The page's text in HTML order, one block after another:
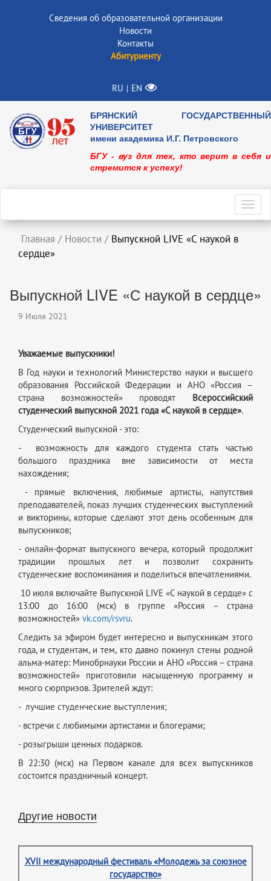
Сведения об образовательной организации
Новости
Контакты
Абитуриенту
RU | EN
БРЯНСКИЙ ГОСУДАРСТВЕННЫЙ
УНИВЕРСИТЕТ
имени академика И.Г. Петровского
БГУ - вуз для тех, кто верит в себя и
стремится к успеху!
Главная / Новости / Выпускной LIVE «С наукой в
сердце»
Выпускной LIVE «С наукой в сердце»
9 Июля 2021
Уважаемые выпускники!
В Год науки и технологий Министерство науки и высшего
образования Российской Федерации и АНО «Россия –
страна возможностей» проводят Всероссийский
студенческий выпускной 2021 года «С наукой в сердце».
Студенческий выпускной - это:
- возможность для каждого студента стать частью
большого праздника вне зависимости от места
нахождения;
- прямые включения, любимые артисты, напутствия
преподавателей, показ лучших студенческих выступлений
и викторины, которые сделают этот день особенным для
выпускников;
- онлайн-формат выпускного вечера, который продолжит
традиции прошлых лет и позволит сохранить
студенческие воспоминания и поделиться впечатлениями.
10 июля включайте Выпускной LIVE «С наукой в сердце» с
13:00 до 16:00 (мск) в группе «Россия – страна
возможностей» vk.com/rsvru.
Следить за эфиром будет интересно и выпускникам этого
года, и студентам, и тем, кто давно покинул стены родной
альма-матер: Минобрнауки России и АНО «Россия – страна
возможностей» приготовили насыщенную программу и
много сюрпризов. Зрителей ждут:
- лучшие студенческие выступления;
- встречи с любимыми артистами и блогерами;
- розыгрыши ценных подарков.
В 22:30 (мск) на Первом канале для всех выпускников
состоится праздничный концерт.
Другие новости
XVII международный фестиваль «Молодежь за союзное
государство»